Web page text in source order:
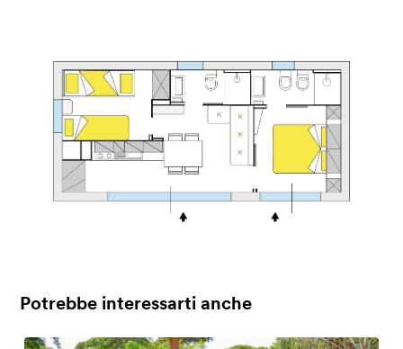
Potrebbe interessarti anche